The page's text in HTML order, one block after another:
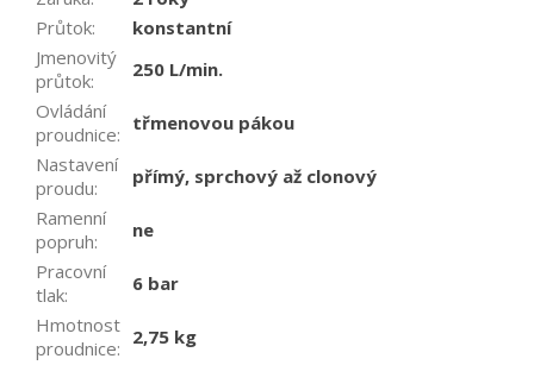
Průtok:
konstantní
Jmenovitý
průtok:
250 L/min.
Ovládání
proudnice: třmenovou pákou
Nastavení
proudu:
přímý, sprchový až clonový
Ramenní
popruh:
ne
Pracovní
tlak:
6 bar
Hmotnost
proudnice: 2,75 kg